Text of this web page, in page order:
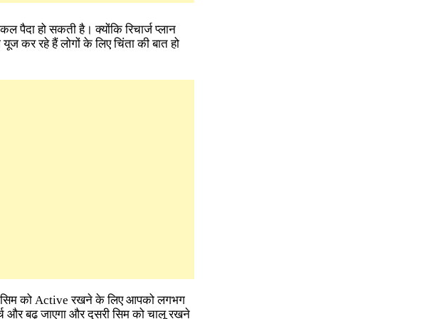
पैदा हो सकती है। क्योंकि रिचार्ज प्लान
कर रहे हैं लोगों के लिए चिंता की बात हो
को Active रखने के लिए आपको लगभग
और बढ़ जाएगा और दूसरी सिम को चालू रखने